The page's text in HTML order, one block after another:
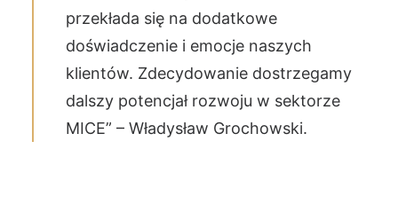
przekłada się na dodatkowe
doświadczenie i emocje naszych
klientów. Zdecydowanie dostrzegamy
dalszy potencjał rozwoju w sektorze
MICE” – Władysław Grochowski.